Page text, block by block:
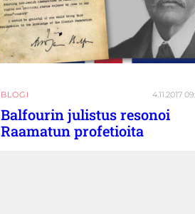
BLOGI 4.11.2017
Balfourin julistus resonoi
Raamatun profetioita